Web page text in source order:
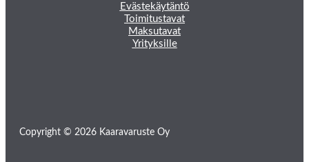
Evästekäytäntö
Toimitustavat
Maksutavat
Yrityksille
Copyright © 2026 Kaaravaruste Oy